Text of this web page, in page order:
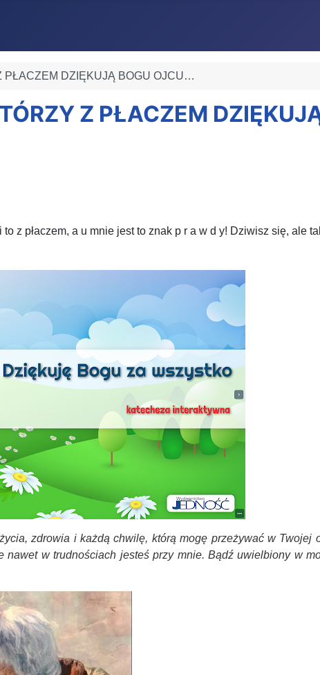
PŁACZEM DZIĘKUJĄ BOGU OJCU…
Z PŁACZEM
z płaczem, a u mnie jest to znak p r a w d y! Dziwisz się, ale
zdrowia i każdą chwilę, którą mogę przeżywać w Twojej
w trudnościach jesteś przy mnie. Bądź uwielbiony w